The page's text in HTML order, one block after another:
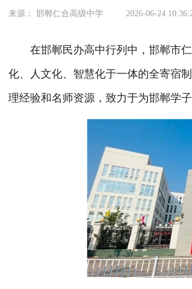
来源： 邯郸仁合高级中学 2026-06-24
在邯郸民办高中行列中，邯郸市仁
化、人文化、智慧化于一体的全寄宿
理经验和名师资源，致力于为邯郸学